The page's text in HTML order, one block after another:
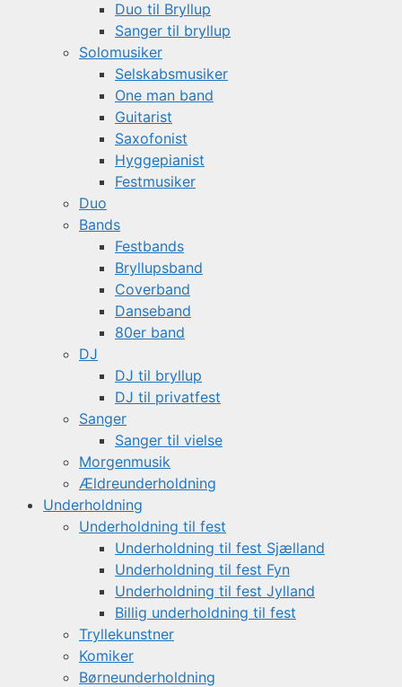
Duo til Bryllup
Sanger til bryllup
Solomusiker
Selskabsmusiker
One man band
Guitarist
Saxofonist
Hyggepianist
Festmusiker
Duo
Bands
Festbands
Bryllupsband
Coverband
Danseband
80er band
DJ
DJ til bryllup
DJ til privatfest
Sanger
Sanger til vielse
Morgenmusik
Ældreunderholdning
Underholdning
Underholdning til fest
Underholdning til fest Sjælland
Underholdning til fest Fyn
Underholdning til fest Jylland
Billig underholdning til fest
Tryllekunstner
Komiker
Børneunderholdning